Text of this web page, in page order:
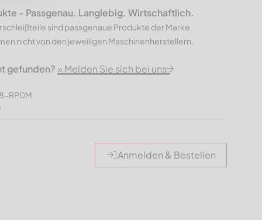
- Passgenau. Langlebig. Wirtschaftlich.
sind passgenaue Produkte der Marke
nicht von den jeweiligen Maschinenherstellern.
gefunden? » Melden Sie sich bei uns.
RP0M
Anmelden & Bestellen